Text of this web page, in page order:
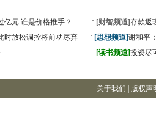
亿元 谁是价格推手？ · [财智频道]存款返
时放松调控将前功尽弃 · [思想频道]谢和平
· [读书频道]投资尽